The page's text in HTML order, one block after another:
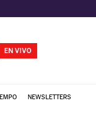
EN VIVO
NEWSLETTERS